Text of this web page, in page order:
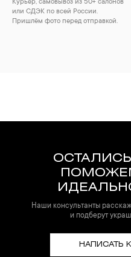
Курьер, самовывоз из 50+ салонов
или СДЭК по всей России.
Пришлём фото перед отправкой.
Наши консультанты
и подберут
НАПИСАТЬ